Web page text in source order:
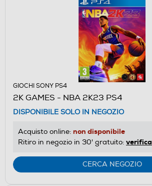
GIOCHI SONY PS4
2K GAMES - NBA 2K23 PS4
DISPONIBILE SOLO IN NEGOZIO
Acquisto online: non disponibile
Ritiro in negozio in 30' gratuito: verifica
CERCA NEGOZIO